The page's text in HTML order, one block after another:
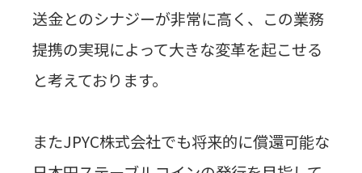
送金とのシナジーが非常に高く、この業務
提携の実現によって大きな変革を起こせる
と考えております。
またJPYC株式会社でも将来的に償還可能な